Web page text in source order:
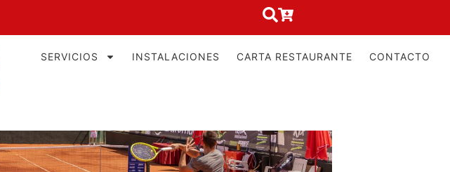
SERVICIOS INSTALACIONES CARTA RESTAURANTE CONTACTO